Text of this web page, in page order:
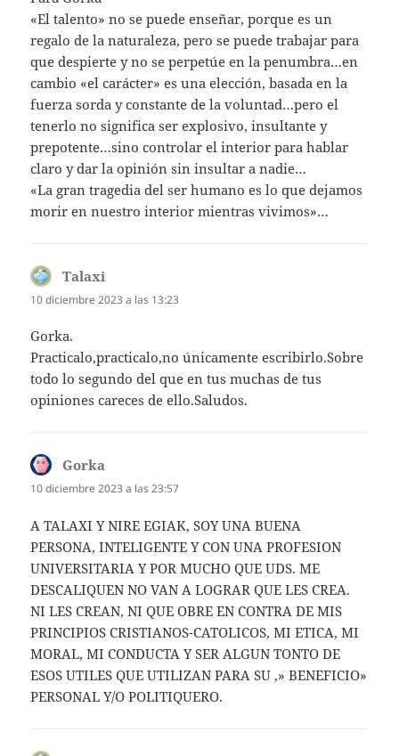
«El talento» no se puede enseñar, porque es un
regalo de la naturaleza, pero se puede trabajar para
que despierte y no se perpetúe en la penumbra…en
cambio «el carácter» es una elección, basada en la
fuerza sorda y constante de la voluntad…pero el
tenerlo no significa ser explosivo, insultante y
prepotente…sino controlar el interior para hablar
claro y dar la opinión sin insultar a nadie…
«La gran tragedia del ser humano es lo que dejamos
morir en nuestro interior mientras vivimos»…
Talaxi
10 diciembre 2023 a las 13:23
Gorka.
Practicalo,practicalo,no únicamente escribirlo.Sobre
todo lo segundo del que en tus muchas de tus
opiniones careces de ello.Saludos.
Gorka
10 diciembre 2023 a las 23:57
A TALAXI Y NIRE EGIAK, SOY UNA BUENA
PERSONA, INTELIGENTE Y CON UNA PROFESION
UNIVERSITARIA Y POR MUCHO QUE UDS. ME
DESCALIQUEN NO VAN A LOGRAR QUE LES CREA.
NI LES CREAN, NI QUE OBRE EN CONTRA DE MIS
PRINCIPIOS CRISTIANOS-CATOLICOS, MI ETICA, MI
MORAL, MI CONDUCTA Y SER ALGUN TONTO DE
ESOS UTILES QUE UTILIZAN PARA SU ,» BENEFICIO»
PERSONAL Y/O POLITIQUERO.